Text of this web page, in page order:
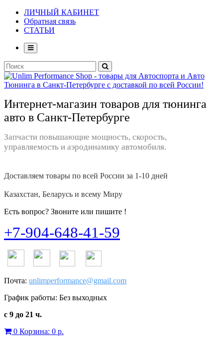
ЛИЧНЫЙ КАБИНЕТ
Обратная связь
СТАТЬИ
Интернет-магазин товаров для тюнинга
авто в Санкт-Петербурге
Запчасти повышающие мощность, скорость,
управляемость и аэродинамику автомобиля.
Доставляем товары по всей России за 1-10 дней
Казахстан, Беларусь и всему Миру
Есть вопрос? Звоните или пишите !
+7-904-648-41-59
Почта: unlimperformance@gmail.com
График работы: Без выходных
с 9 до 21 ч.
0 Корзина: 0 р.